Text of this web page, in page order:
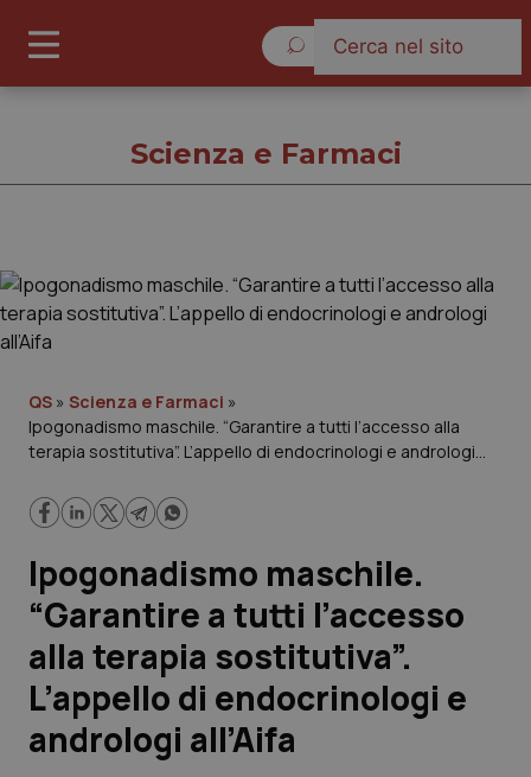
Cronache
Governo e Parlamento
Regioni e Asl
Lavoro e Professioni
Scienza e Farmaci
Studi e Analisi
Lettere al direttore
Scienza e Farmaci
QS » Scienza e Farmaci »
Ipogonadismo maschile. “Garantire a tutti l’accesso alla
terapia sostitutiva”. L’appello di endocrinologi e andrologi
Ipogonadismo maschile.
“Garantire a tutti l’accesso
alla terapia sostitutiva”.
L’appello di endocrinologi e
andrologi all’Aifa